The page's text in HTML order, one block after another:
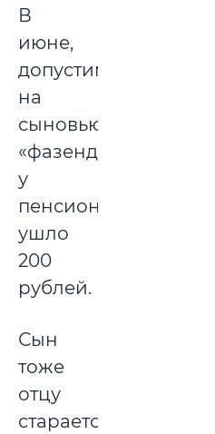
В
июне,
допустим,
на
сыновью
«фазенду»
у
пенсионера
ушло
200
рублей.
Сын
тоже
отцу
старается